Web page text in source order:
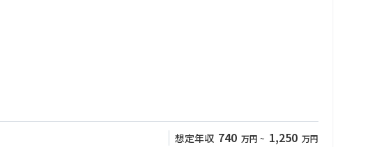
え勤務いただければ出退勤時間は自由にご調整いただくことが可能です
想定年収 740 万円 ~ 1,250 万円